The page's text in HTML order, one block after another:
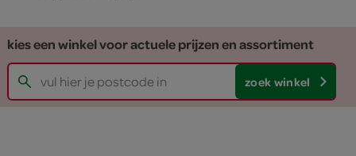
kies een winkel voor actuele prijzen en assortiment
zoek winkel